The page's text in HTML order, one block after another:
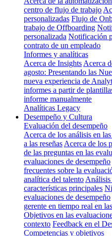
centro de flujo de trabajo
personalizadas Flujo de
trabajo de Offboarding
personalizada Notificación
contrato de un empleado
Informes y analíticas
Acerca de Insights Acerca
agosto: Presentando las
nueva experiencia de
informes a partir de
informe manualmente
Analíticas Legacy
Desempeño y Cultura
Evaluación del desempeño
Acerca de los análisis en las
a las reseñas Acerca de los
de las preguntas en las
evaluaciones de desempeño
frecuentes sobre la
analítica del talento Análisis
características principales
evaluaciones de desempeño
gerente en tiempo real en
Objetivos en las
contexto Feedback en el
Competencias y objetivos